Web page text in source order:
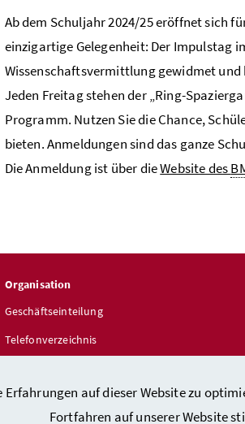
Erfahrungen auf dieser Website zu
Fortfahren auf unserer Website
Ab dem Schuljahr 2024/25 eröffnet sich
einzigartige Gelegenheit: Der Impulstag
Wissenschaftsvermittlung gewidmet und
Jeden Freitag stehen der „Ring-
Programm. Nutzen Sie die Chance,
bieten. Anmeldungen sind das ganze
Die Anmeldung ist über dieWebsite des
Organisation
Geschäftseinteilung
Telefonverzeichnis